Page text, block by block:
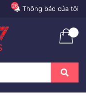
Thông báo của tôi
26